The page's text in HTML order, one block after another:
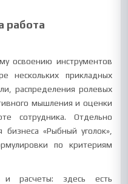
работа
освоению инструментов
нескольких прикладных
распределения ролевых
мышления и оценки
сотрудника. Отдельно
бизнеса «Рыбный уголок»,
по критериям
и расчеты: здесь есть